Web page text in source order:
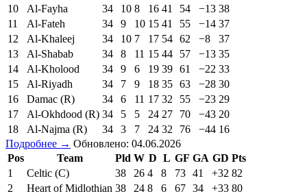
10
Al-Fayha 34 10 8 16 41 54 −13 38
11
Al-Fateh 34 9 10 15 41 55 −14 37
12
Al-Khaleej 34 10 7 17 54 62 −8
37
13
Al-Shabab 34 8 11 15 44 57 −13 35
14
Al-Kholood 34 9 6 19 39 61 −22 33
15
Al-Riyadh 34 7 9 18 35 63 −28 30
16
Damac (R) 34 6 11 17 32 55 −23 29
17
Al-Okhdood (R) 34 5 5 24 27 70 −43 20
18
Al-Najma (R) 34 3 7 24 32 76 −44 16
Подробнее → Обновлено: 04.06.2026
Pos
Team Pld W D L GF GA GD Pts
1
Celtic (C) 38 26 4 8 73 41 +32 82
2
Heart of Midlothian 38 24 8 6 67 34 +33 80